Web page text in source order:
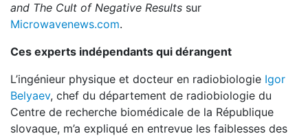
and The Cult of Negative Results sur
Microwavenews.com.
Ces experts indépendants qui dérangent
L’ingénieur physique et docteur en radiobiologie Igor
Belyaev, chef du département de radiobiologie du
Centre de recherche biomédicale de la République
slovaque, m’a expliqué en entrevue les faiblesses des